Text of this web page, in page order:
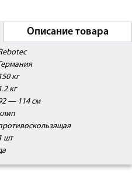
Описание товара
150 кг
1.2 кг
— 114 см
1 шт
изделие поставляется с
Удостоверением Росздравнадзора